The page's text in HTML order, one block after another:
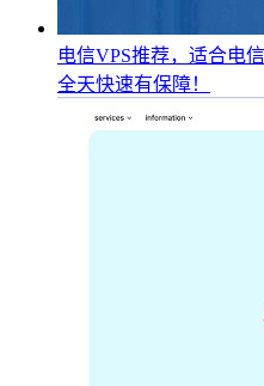
电信VPS推荐，适合电
全天快速有保障！